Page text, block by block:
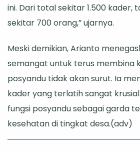
ini. Dari total sekitar 1.500 kader,
sekitar 700 orang,” ujarnya.
Meski demikian, Arianto
semangat untuk terus membina
posyandu tidak akan surut. Ia
kader yang terlatih sangat
fungsi posyandu sebagai garda
kesehatan di tingkat desa.(adv)